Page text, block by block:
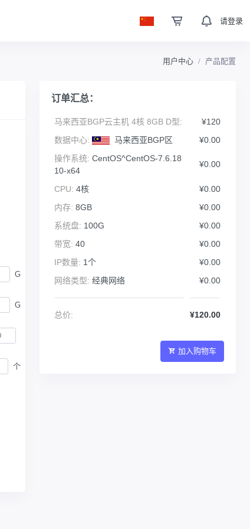
请登录
用户中心 产品配置
G
G
个
订单汇总：
马来西亚BGP云主机 4核 8GB D型:
¥120
数据中心:
马来西亚BGP区
¥0.00
操作系统: CentOS^CentOS-7.6.18
10-x64
¥0.00
CPU: 4核
¥0.00
内存: 8GB
¥0.00
系统盘: 100G
¥0.00
带宽: 40
¥0.00
IP数量: 1个
¥0.00
网络类型: 经典网络 ¥0.00
总价: ¥120.00
加入购物车